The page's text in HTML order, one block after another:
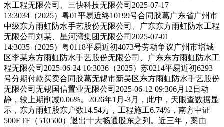
水工程无限公司、三快科技无限公司2025-07-17
13:3034（2025）粤01平易近终10199号合同胶葛广东省广州市
中级东方雨虹防水手艺股份无限公司、广东东方雨虹防水工程
无限公司刘某、星河湾集团无限公司2025-07-01
14:3035（2025）粤0118平易近初4073号劳动争议广州市增城
区李某东方雨虹防水手艺股份无限公司、广东东方雨虹防水工
程无限公司2025-06-24 10:3036（2025）苏0214平易近初6293
号分期付款买卖合同胶葛无锡市新吴区东方雨虹防水手艺股份
无限公司无锡国信置业无限公司2025-06-12 09:306月12日动
静，较上期削减0.06%。2026年1月-3月，此中，天眼查数据显
示，东方雨虹股东户数14.54万，工程施工6.74%，南方中证
500ETF（510500）退出十大畅通股东之列。近三年，案由